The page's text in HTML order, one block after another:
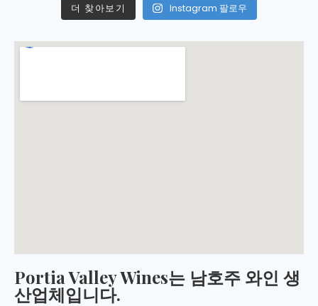
더 찾아보기 Instagram 팔로우
Portia Valley Wines는 남호주 와인 생
산업체입니다.